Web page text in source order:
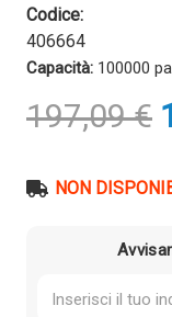
Codice:
406664
Capacità: 100000
197,09€ Il
NON